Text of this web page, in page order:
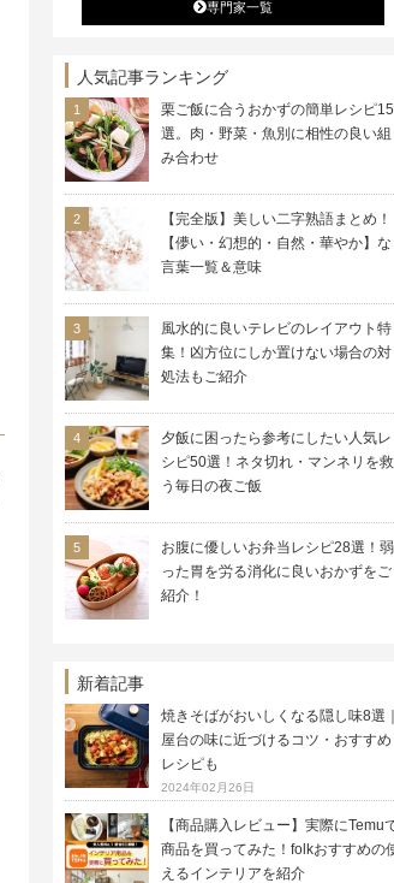
ではなく「働く」「遊ぶ」「学ぶ」「旅
する」といった領域でも、暮らしや生き
専門家一覧
人気記事ランキング
栗ご飯に合うおかずの簡単レシピ15
選。肉・野菜・魚別に相性の良い組
み合わせ
【完全版】美しい二字熟語まとめ！
【儚い・幻想的・自然・華やか】な
言葉一覧＆意味
風水的に良いテレビのレイアウト特
集！凶方位にしか置けない場合の対
処法もご紹介
夕飯に困ったら参考にしたい人気レ
シピ50選！ネタ切れ・マンネリを救
う毎日の夜ご飯
お腹に優しいお弁当レシピ28選！弱
った胃を労る消化に良いおかずをご
紹介！
新着記事
焼きそばがおいしくなる隠し味8選｜
屋台の味に近づけるコツ・おすすめ
レシピも
2024年02月26日
【商品購入レビュー】実際にTemu
商品を買ってみた！folkおすすめの
えるインテリアを紹介